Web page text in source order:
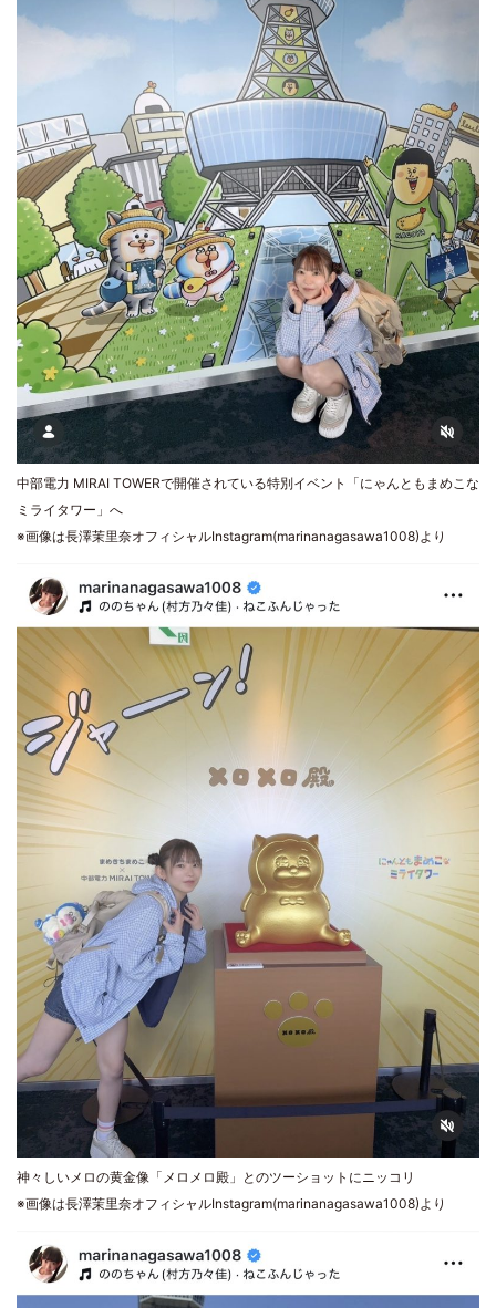
中部電力 MIRAI TOWERで開催されている特別イベント「にゃんともまめこな
ミライタワー」へ
※画像は長澤茉里奈オフィシャルInstagram(marinanagasawa1008)より
神々しいメロの黄金像「メロメロ殿」とのツーショットにニッコリ
※画像は長澤茉里奈オフィシャルInstagram(marinanagasawa1008)より